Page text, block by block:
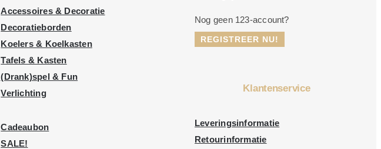
Accessoires & Decoratie
Decoratieborden
Koelers & Koelkasten
Tafels & Kasten
(Drank)spel & Fun
Verlichting
Cadeaubon
SALE!
Nog geen 123-account?
REGISTREER NU!
Klantenservice
Leveringsinformatie
Retourinformatie